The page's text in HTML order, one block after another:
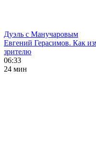
Дуэль с Манучаровым
Евгений Герасимов. Как
зрителю
06:33
24 мин